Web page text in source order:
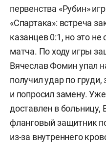
первенства «Рубин»
«Спартака»: встреча
казанцев 0:1, но это
матча. По ходу игры
Вячеслав Фомин упал
получил удар по груди,
и попросил замену.
доставлен в
фланговый защитник
из-за внутреннего